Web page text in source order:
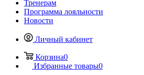
Тренерам
Программа лояльности
Новости
Личный кабинет
Корзина0
Избранные товары0